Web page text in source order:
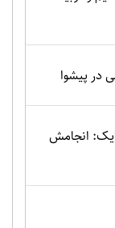
در پیشوا
انجامش